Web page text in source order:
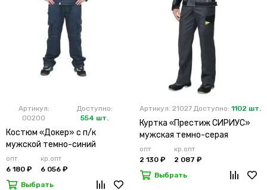
Артикул:
00200
Доступно:
554 шт.
Костюм «Докер» с п/к
мужской темно-синий
опт
6 180 ₽
кр.опт
6 056 ₽
Выбрать
Артикул: 21027 Доступно: 1102 шт.
Куртка «Престиж СИРИУС»
мужская темно-серая
опт
2 130 ₽
кр.опт
2 087 ₽
Выбрать